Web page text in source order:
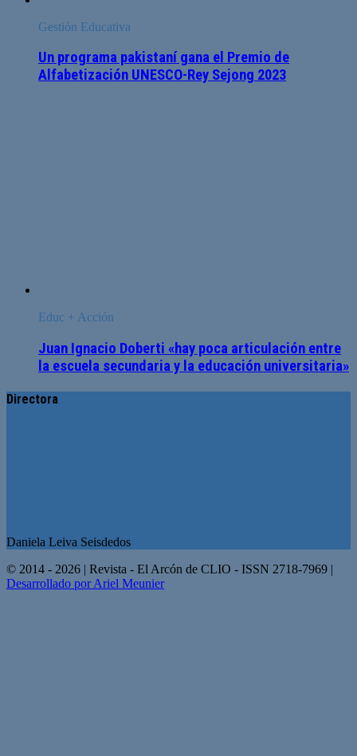
Gestión Educativa
Un programa pakistaní gana el Premio de
Alfabetización UNESCO-Rey Sejong 2023
Educ + Acción
Juan Ignacio Doberti «hay poca articulación entre
la escuela secundaria y la educación universitaria»
Directora
Daniela Leiva Seisdedos
© 2014 - 2026 | Revista - El Arcón de CLIO - ISSN 2718-7969 |
Desarrollado por Ariel Meunier